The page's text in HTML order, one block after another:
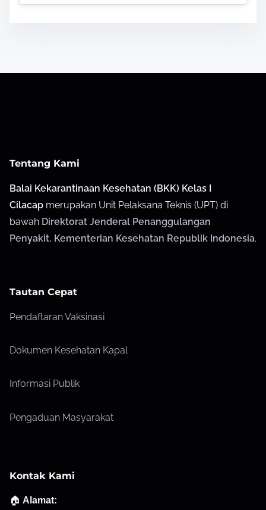
Tentang Kami
Balai Kekarantinaan Kesehatan (BKK) Kelas I
Cilacap merupakan Unit Pelaksana Teknis (UPT) di
bawah Direktorat Jenderal Penanggulangan
Penyakit, Kementerian Kesehatan Republik Indonesia.
Tautan Cepat
Pendaftaran Vaksinasi
Dokumen Kesehatan Kapal
Informasi Publik
Pengaduan Masyarakat
Kontak Kami
🏠 Alamat: